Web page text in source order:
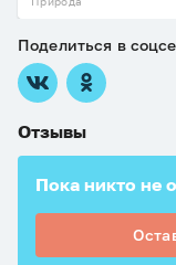
Поделиться в
Отзывы
Пока никто не